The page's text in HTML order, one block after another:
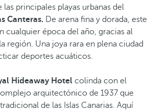
las principales playas urbanas del
Canteras. De arena fina y dorada, este
cualquier época del año, gracias al
región. Una joya rara ​en plena ciudad
deportes acuáticos.
Hideaway Hotel colinda con el
arquitectónico de 1937 que
de las Islas Canarias. Aquí